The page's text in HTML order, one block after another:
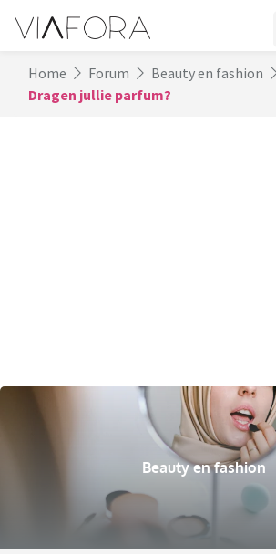
Home Forum
Beauty en fashion
Dragen jullie parfum?
Beauty en fashion